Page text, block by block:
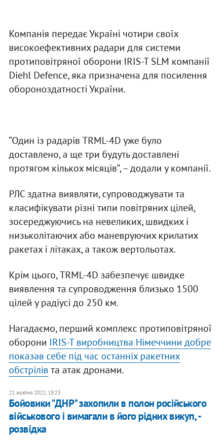
Компанія передає Україні чотири своїх
високоефективних радари для системи
протиповітряної оборони IRIS-T SLM компанії
Diehl Defence, яка призначена для посилення
обороноздатності України.
“Один із радарів TRML-4D уже було
доставлено, а ще три будуть доставлені
протягом кількох місяців”, – додали у компанії.
РЛС здатна виявляти, супроводжувати та
класифікувати різні типи повітряних цілей,
зосереджуючись на невеликих, швидких і
низьколітаючих або маневруючих крилатих
ракетах і літаках, а також вертольотах.
Крім цього, TRML-4D забезпечує швидке
виявлення та супроводження близько 1500
цілей у радіусі до 250 км.
Нагадаємо, перший комплекс протиповітряної
оборони IRIS-T виробництва Німеччини добре
показав себе під час останніх ракетних
обстрілів та атак дронами.
21 жовтня 2022, 18:23
Бойовики "ДНР" захопили в полон російського
військового і вимагали в його рідних викуп, -
розвідка